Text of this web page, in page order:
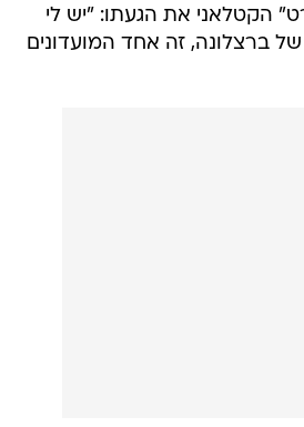
הקטלאני את הגעתו: "יש לי
ברצלונה, זה אחד המועדונים